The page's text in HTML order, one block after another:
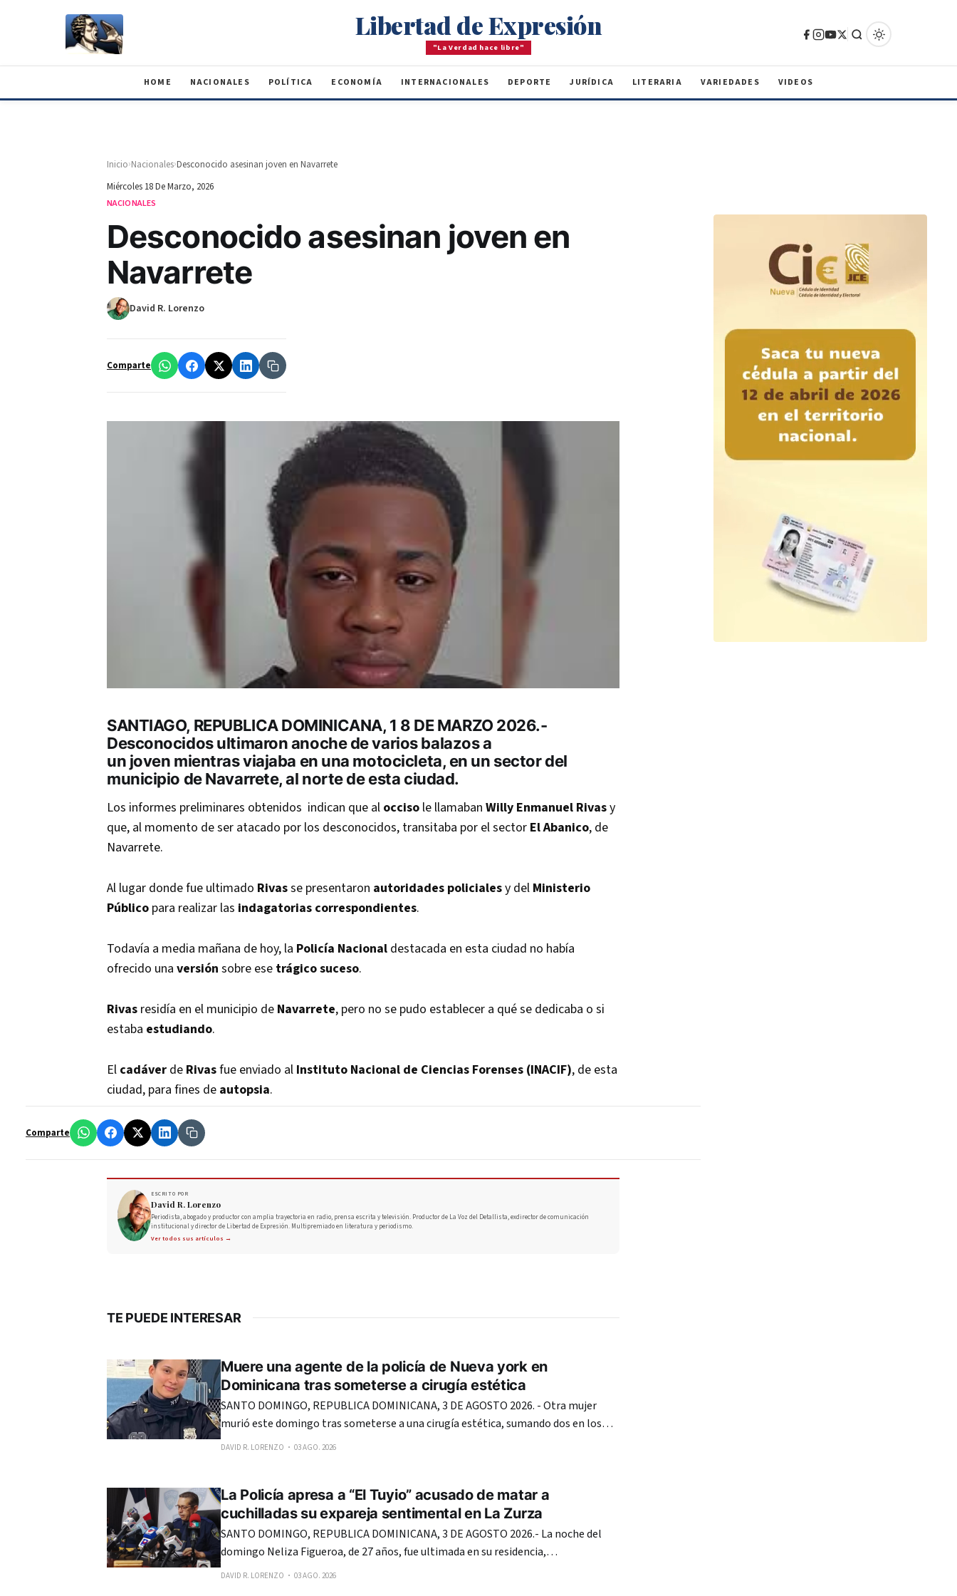
Libertad de Expresión
"La Verdad hace libre"
HOME NACIONALES POLÍTICA ECONOMÍA INTERNACIONALES DEPORTE JURÍDICA LITERARIA VARIEDADES VIDEOS
Inicio›Nacionales›Desconocido asesinan joven en Navarrete
Miércoles 18 De Marzo, 2026
NACIONALES
Desconocido asesinan joven en
Navarrete
David R. Lorenzo
Comparte
SANTIAGO, REPUBLICA DOMINICANA, 1 8 DE MARZO 2026.-
Desconocidos ultimaron anoche de varios balazos a
un joven mientras viajaba en una motocicleta, en un sector del
municipio de Navarrete, al norte de esta ciudad.
Los informes preliminares obtenidos indican que al occiso le llamaban Willy Enmanuel Rivasy
que, al momento de ser atacado por los desconocidos, transitaba por el sector El Abanico, de
Navarrete.
Al lugar donde fue ultimado Rivasse presentaron autoridades policialesy del Ministerio
Público para realizar las indagatorias correspondientes.
Todavía a media mañana de hoy, la Policía Nacional destacada en esta ciudad no había
ofrecido una versión sobre ese trágico suceso.
Rivas residía en el municipio de Navarrete, pero no se pudo establecer a qué se dedicaba o si
estaba estudiando.
El cadáver de Rivasfue enviado al Instituto Nacional de Ciencias Forenses (INACIF), de esta
ciudad, para fines de autopsia.
Comparte
ESCRITO POR
David R. Lorenzo
Periodista, abogado y productor con amplia trayectoria en radio, prensa escrita y televisión. Productor de La Voz del Detallista, exdirector de comunicación
institucional y director de Libertad de Expresión. Multipremiado en literatura y periodismo.
Ver todos sus artículos →
TE PUEDE INTERESAR
Muere una agente de la policía de Nueva york en
Dominicana tras someterse a cirugía estética
SANTO DOMINGO, REPUBLICA DOMINICANA, 3 DE AGOSTO 2026. - Otra mujer
murió este domingo tras someterse a una cirugía estética, sumando dos en los
últimos 10 días en Santo Domingo, lo que vuelve a encender las alarmas en el
DAVID R. LORENZO 03 AGO. 2026
La Policía apresa a “El Tuyio” acusado de matar a
cuchilladas su expareja sentimental en La Zurza
SANTO DOMINGO, REPUBLICA DOMINICANA, 3 DE AGOSTO 2026.- La noche del
domingo Neliza Figueroa, de 27 años, fue ultimada en su residencia,
presuntamente por su expareja sentimental, Keuri Samuel Upia, conocido como
DAVID R. LORENZO 03 AGO. 2026